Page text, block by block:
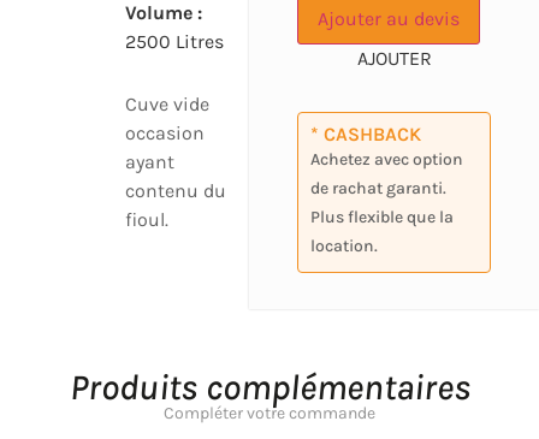
Volume :
2500 Litres
Cuve vide
occasion
ayant
contenu du
fioul.
Ajouter au devis
* CASHBACK
Achetez avec option
de rachat garanti.
Plus flexible que la
location.
Produits complémentaires
Compléter votre commande